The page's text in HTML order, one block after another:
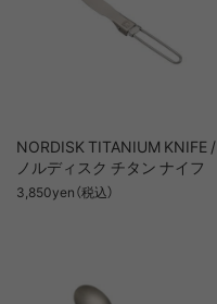
NORDISK TITANIUM KNIFE /
ノルディスク チタン ナイフ
3,850yen（税込）